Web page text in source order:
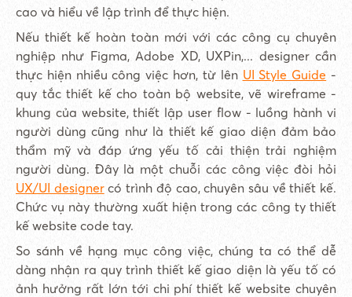
cao và hiểu về lập trình để thực hiện.
Nếu thiết kế hoàn toàn mới với các công cụ chuyên
nghiệp như Figma, Adobe XD, UXPin,... designer cần
thực hiện nhiều công việc hơn, từ lên UI Style Guide -
quy tắc thiết kế cho toàn bộ website, vẽ wireframe -
khung của website, thiết lập user flow - luồng hành vi
người dùng cũng như là thiết kế giao diện đảm bảo
thẩm mỹ và đáp ứng yếu tố cải thiện trải nghiệm
người dùng. Đây là một chuỗi các công việc đòi hỏi
UX/UI designercó trình độ cao, chuyên sâu về thiết kế.
Chức vụ này thường xuất hiện trong các công ty thiết
kế website code tay.
So sánh về hạng mục công việc, chúng ta có thể dễ
dàng nhận ra quy trình thiết kế giao diện là yếu tố có
ảnh hưởng rất lớn tới chi phí thiết kế website chuyên